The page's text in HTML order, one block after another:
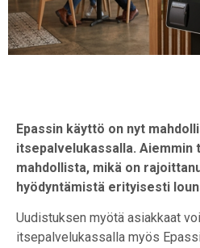
Epassin käyttö on nyt
itsepalvelukassalla. Aiemmin
mahdollista, mikä on
hyödyntämistä erityisesti
Uudistuksen myötä asiakkaat
itsepalvelukassalla myös